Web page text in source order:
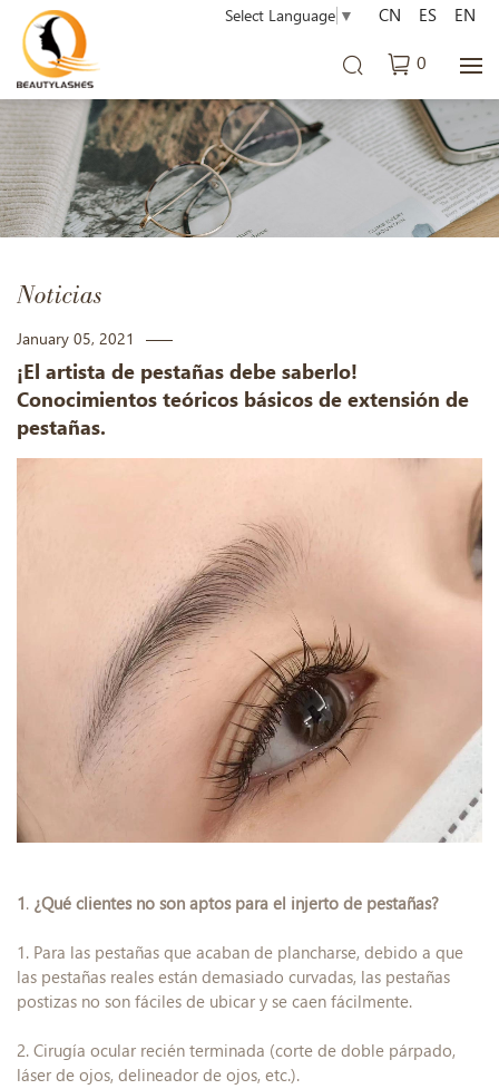
Select Language ▼
0
CN ES EN
Noticias
January 05, 2021
¡El artista de pestañas debe saberlo!
Conocimientos teóricos básicos de extensión de
pestañas.
1. ¿Qué clientes no son aptos para el injerto de pestañas?
1. Para las pestañas que acaban de plancharse, debido a que
las pestañas reales están demasiado curvadas, las pestañas
postizas no son fáciles de ubicar y se caen fácilmente.
2. Cirugía ocular recién terminada (corte de doble párpado,
láser de ojos, delineador de ojos, etc.).